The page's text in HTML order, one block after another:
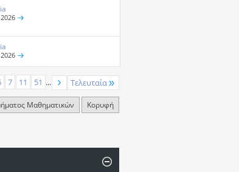
7 11 51 ... Τελευταία
Μαθηματικών Κορυφή